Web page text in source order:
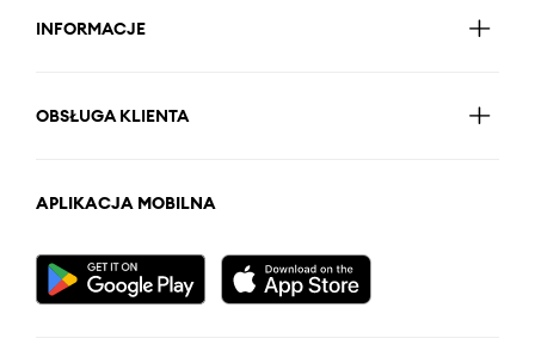
INFORMACJE
OBSŁUGA KLIENTA
APLIKACJA MOBILNA